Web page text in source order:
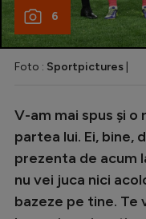
6
Foto : Sportpictures
V-am mai spus și
partea lui. Ei, bine,
prezenta de acum
nu vei juca nici
bazeze pe tine. Te